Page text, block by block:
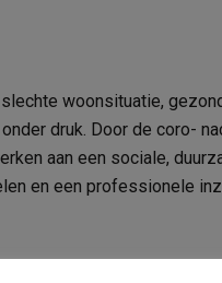
woonsituatie,
druk. Door de coro-
aan een sociale,
en een professionele